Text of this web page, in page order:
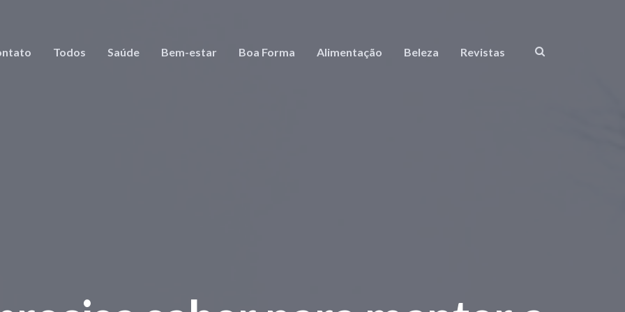
Todos Saúde Bem-estar Boa Forma Alimentação Beleza Revistas